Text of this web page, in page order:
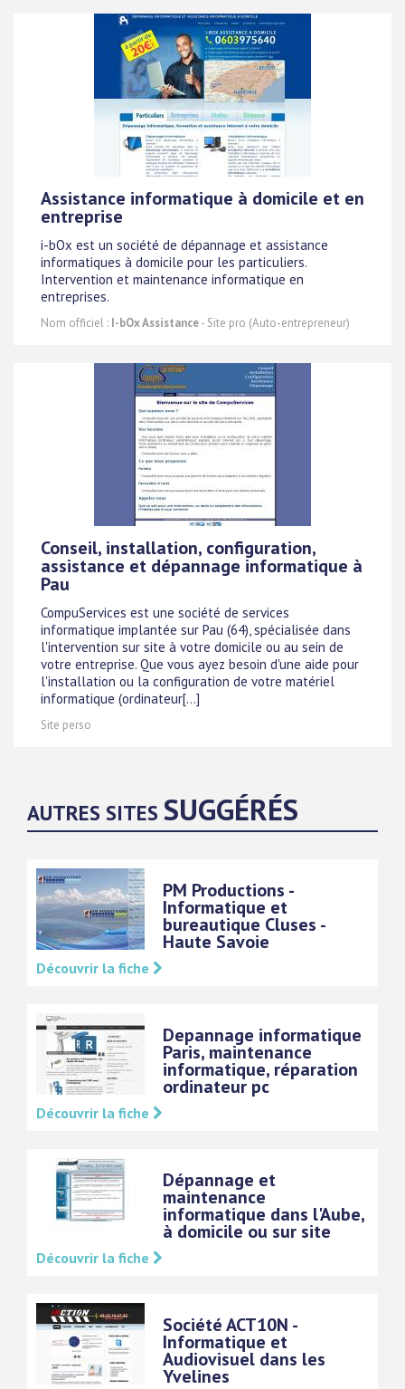
Assistance informatique à domicile et en
entreprise
i-bOx est un société de dépannage et assistance
informatiques à domicile pour les particuliers.
Intervention et maintenance informatique en
entreprises.
Nom officiel : I-bOx Assistance- Site pro (Auto-entrepreneur)
Conseil, installation, configuration,
assistance et dépannage informatique à
Pau
CompuServices est une société de services
informatique implantée sur Pau (64), spécialisée dans
l'intervention sur site à votre domicile ou au sein de
votre entreprise. Que vous ayez besoin d'une aide pour
l'installation ou la configuration de votre matériel
informatique (ordinateur[...]
Site perso
AUTRES SITES SUGGÉRÉS
PM Productions -
Informatique et
bureautique Cluses -
Haute Savoie
Découvrir la fiche
Depannage informatique
Paris, maintenance
informatique, réparation
ordinateur pc
Découvrir la fiche
Dépannage et
maintenance
informatique dans l'Aube,
à domicile ou sur site
Découvrir la fiche
Société ACT10N -
Informatique et
Audiovisuel dans les
Yvelines